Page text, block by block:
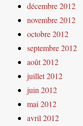
décembre 2012
novembre 2012
octobre 2012
septembre 2012
août 2012
juillet 2012
juin 2012
mai 2012
avril 2012